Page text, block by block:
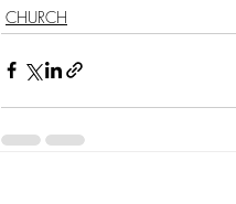
CHURCH